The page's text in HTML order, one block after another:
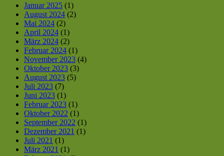
Januar 2025 (1)
August 2024 (2)
Mai 2024 (2)
April 2024 (1)
März 2024 (2)
Februar 2024 (1)
November 2023 (4)
Oktober 2023 (3)
August 2023 (5)
Juli 2023 (7)
Juni 2023 (1)
Februar 2023 (1)
Oktober 2022 (1)
September 2022 (1)
Dezember 2021 (1)
Juli 2021 (1)
März 2021 (1)